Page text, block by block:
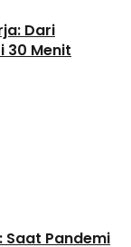
Dari
30 Menit
Saat Pandemi